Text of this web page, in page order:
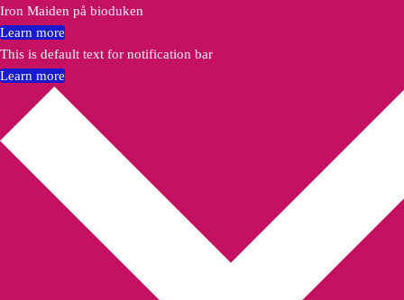
Iron Maiden på bioduken
Learn more
This is default text for notification bar
Learn more